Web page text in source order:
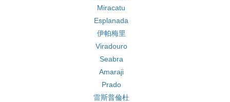
Miracatu
Esplanada
伊帕梅里
Viradouro
Seabra
Amaraji
Prado
雷斯普倫杜